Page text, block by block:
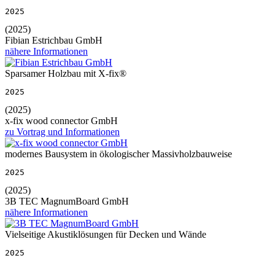
2025
(2025)
Fibian Estrichbau GmbH
nähere Informationen
Sparsamer Holzbau mit X-fix®
2025
(2025)
x-fix wood connector GmbH
zu Vortrag und Informationen
modernes Bausystem in ökologischer Massivholzbauweise
2025
(2025)
3B TEC MagnumBoard GmbH
nähere Informationen
Vielseitige Akustiklösungen für Decken und Wände
2025